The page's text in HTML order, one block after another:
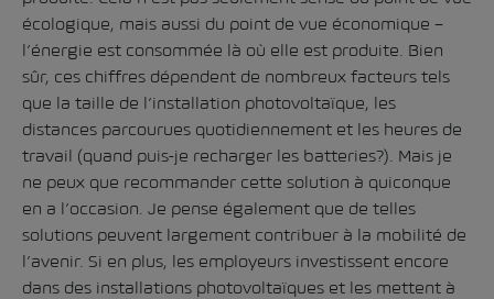
écologique, mais aussi du point de vue économique –
l’énergie est consommée là où elle est produite. Bien
sûr, ces chiffres dépendent de nombreux facteurs tels
que la taille de l’installation photovoltaïque, les
distances parcourues quotidiennement et les heures de
travail (quand puis-je recharger les batteries?). Mais je
ne peux que recommander cette solution à quiconque
en a l’occasion. Je pense également que de telles
solutions peuvent largement contribuer à la mobilité de
l’avenir. Si en plus, les employeurs investissent encore
dans des installations photovoltaïques et les mettent à